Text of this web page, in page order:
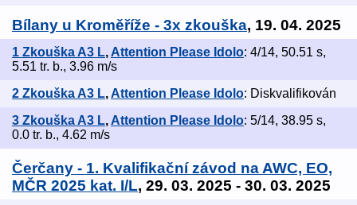
Bílany u Kroměříže - 3x zkouška, 19. 04. 2025
1 Zkouška A3 L, Attention Please Idolo: 4/14, 50.51 s,
5.51 tr. b., 3.96 m/s
2 Zkouška A3 L,Attention Please Idolo: Diskvalifikován
3 Zkouška A3 L, Attention Please Idolo: 5/14, 38.95 s,
0.0 tr. b., 4.62 m/s
Čerčany - 1. Kvalifikační závod na AWC, EO,
MČR 2025 kat. I/L, 29. 03. 2025 - 30. 03. 2025